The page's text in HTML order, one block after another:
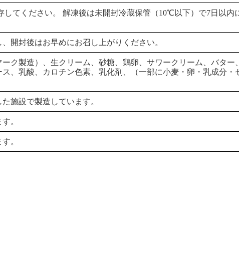
てください。 解凍後は未開封冷蔵保管（10℃以下）で7日以内
開封後はお早めにお召し上がりください。
ク製造）、生クリーム、砂糖、鶏卵、サワークリーム、バター
、乳酸、カロチン色素、乳化剤、（一部に小麦・卵・乳成分・
施設で製造しています。
。
。